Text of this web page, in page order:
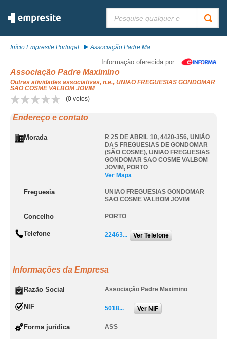
Início Empresite Portugal Associação Padre Ma...
Informação oferecida por
Associação Padre Maximino
Outras atividades associativas, n.e., UNIAO FREGUESIAS GONDOMAR
SAO COSME VALBOM JOVIM
(0 votos)
Endereço e contato
Morada
R 25 DE ABRIL 10, 4420-356, UNIÃO
DAS FREGUESIAS DE GONDOMAR
(SÃO COSME), UNIAO FREGUESIAS
GONDOMAR SAO COSME VALBOM
JOVIM , PORTO
Ver Mapa
Freguesia
UNIAO FREGUESIAS GONDOMAR
SAO COSME VALBOM JOVIM
Concelho PORTO
Telefone 22463... Ver Telefone
Informações da Empresa
Razão Social Associação Padre Maximino
NIF 5018... Ver NIF
Forma jurídica ASS